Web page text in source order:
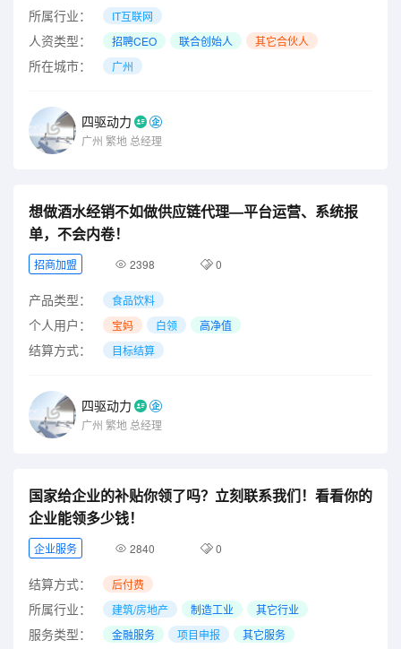
所属行业： IT互联网
人资类型： 招聘CEO 联合创始人 其它合伙人
所在城市： 广州
四驱动力
广州 繁地 总经理
想做酒水经销不如做供应链代理—平台运营、系统报
单，不会内卷！
招商加盟 2398 0
产品类型： 食品饮料
个人用户： 宝妈 白领 高净值
结算方式： 目标结算
四驱动力
广州 繁地 总经理
国家给企业的补贴你领了吗？立刻联系我们！看看你的
企业能领多少钱！
企业服务 2840 0
结算方式： 后付费
所属行业： 建筑/房地产 制造工业 其它行业
服务类型： 金融服务 项目申报 其它服务